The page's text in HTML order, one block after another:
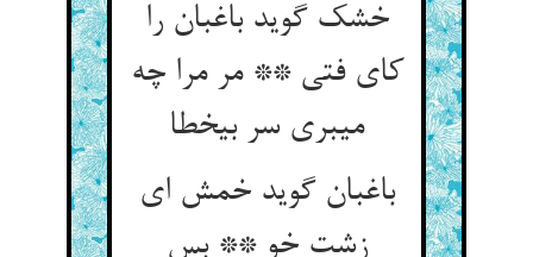
خشک گوید باغبان را
کای فتی ** مر مرا چه
می‏بری سر بی‏خطا
باغبان گوید خمش ای
زشت خو ** بس